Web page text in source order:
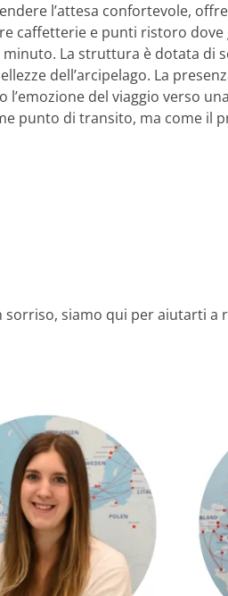
l’attesa confortevole,
caffetterie e punti ristoro
La struttura è dotata di
dell’arcipelago. La
del viaggio verso
punto di transito, ma come il
siamo qui per aiutarti a